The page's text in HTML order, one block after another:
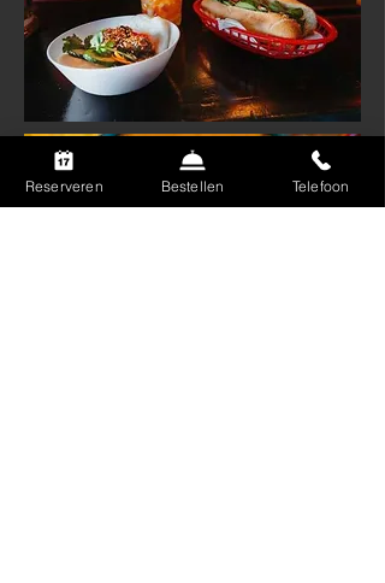
Reserveren Bestellen Telefoon